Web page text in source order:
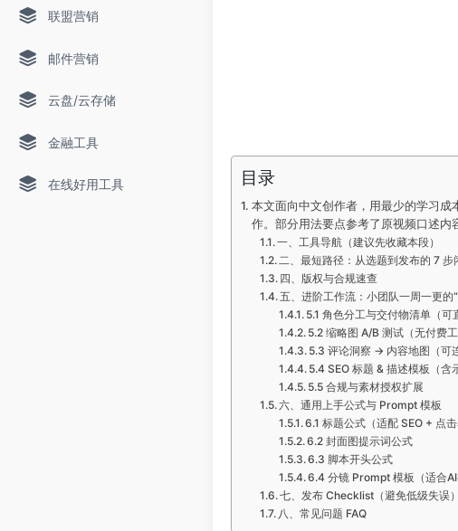
联盟营销
邮件营销
云盘/云存储
金融工具
在线好用工具 目录
本文面向中文创作者，用最少的学习
作。部分用法要点参考了原视频口述内
一、工具导航（建议先收藏本段）
二、最短路径：从选题到发布的 7 步
四、版权与合规速查
五、进阶工作流：小团队一周一更的
5.1 角色分工与交付物清单（可
5.2 缩略图 A/B 测试（无付费工
5.3 评论洞察 → 内容地图（可
5.4 SEO 标题 & 描述模板（含
5.5 合规与素材授权扩展
六、通用上手公式与 Prompt 模板
6.1 标题公式（适配 SEO + 点击
6.2 封面图提示词公式
6.3 脚本开头公式
6.4 分镜 Prompt 模板（适合AI
七、发布 Checklist（避免低级失误）
八、常见问题 FAQ